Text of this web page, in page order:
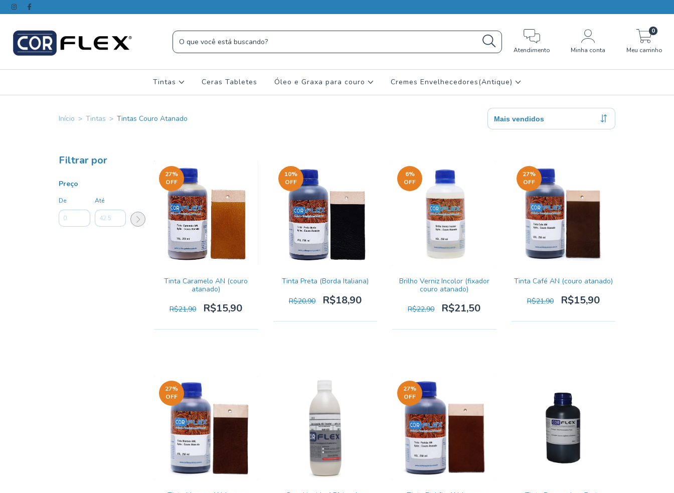
Atendimento Minha conta Meu carrinho
0
Tintas Ceras Tabletes Óleo e Graxa para couro Cremes Envelhecedores(Antique)
Início > Tintas > Tintas Couro Atanado
Filtrar por
Preço
De Até
27%
OFF
Tinta Caramelo AN (couro
atanado)
R$21,90 R$15,90
10%
OFF
Tinta Preta (Borda Italiana)
R$20,90 R$18,90
6%
OFF
Brilho Verniz Incolor (fixador
couro atanado)
R$22,90 R$21,50
27%
OFF
Tinta Café AN (couro atanado)
R$21,90 R$15,90
27%
OFF
27%
OFF